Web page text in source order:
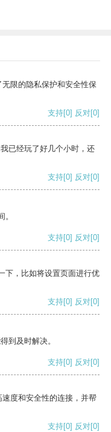
限的隐私保护和安全性保
支持[0] 反对[0]
已经玩了好几个小时，还
支持[0] 反对[0]
支持[0] 反对[0]
下，比如将设置页面进行优
支持[0] 反对[0]
到及时解决。
支持[0] 反对[0]
度和安全性的连接，并帮
支持[0] 反对[0]